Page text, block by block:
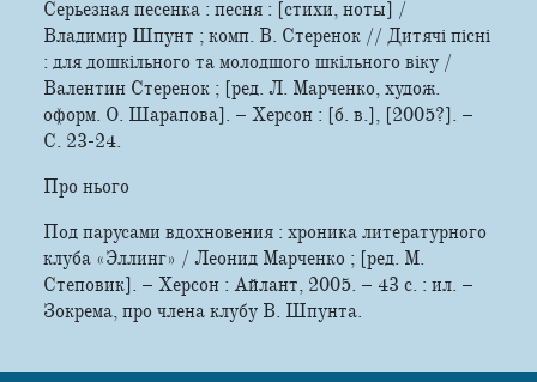
Серьезная песенка : песня : [стихи, ноты] /
Владимир Шпунт ; комп. В. Стеренок // Дитячі пісні
: для дошкільного та молодшого шкільного віку /
Валентин Стеренок ; [ред. Л. Марченко, худож.
оформ. О. Шарапова]. – Херсон : [б. в.], [2005?]. –
С. 23-24.
Про нього
Под парусами вдохновения : хроника литературного
клуба «Эллинг» / Леонид Марченко ; [ред. М.
Степовик]. – Херсон : Айлант, 2005. – 43 с. : ил. –
Зокрема, про члена клубу В. Шпунта.